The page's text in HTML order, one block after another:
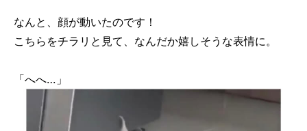
なんと、顔が動いたのです！
こちらをチラリと見て、なんだか嬉しそうな表情に。
「へへ…」